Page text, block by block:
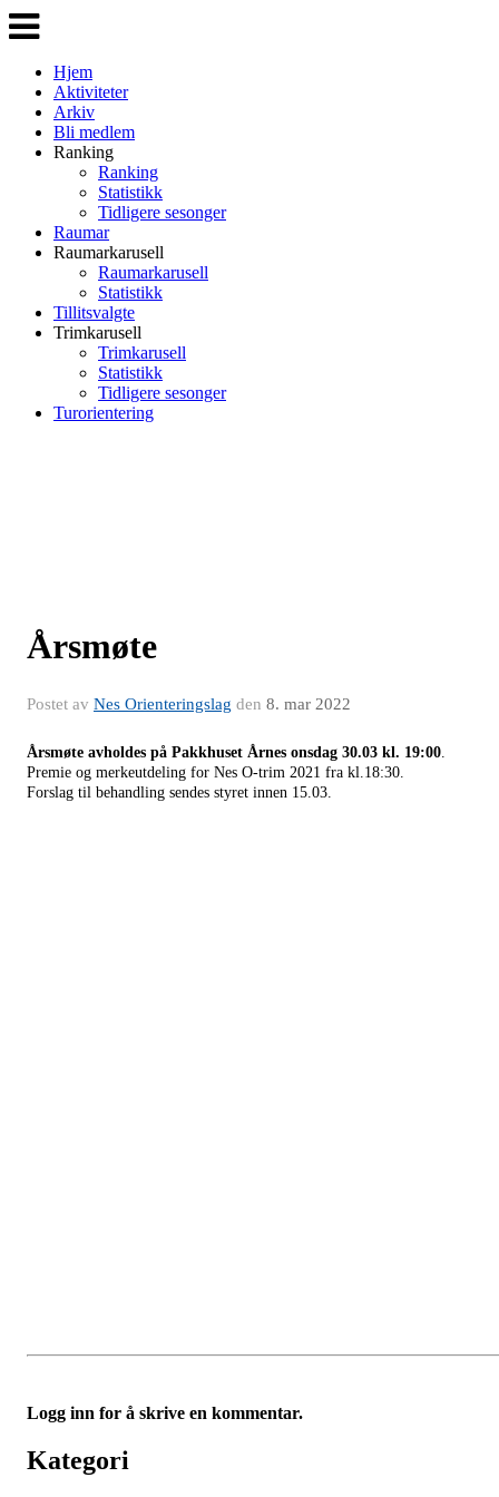
Veksle
navigasjon
Hjem
Aktiviteter
Arkiv
Bli medlem
Ranking
Ranking
Statistikk
Tidligere sesonger
Raumar
Raumarkarusell
Raumarkarusell
Statistikk
Tillitsvalgte
Trimkarusell
Trimkarusell
Statistikk
Tidligere sesonger
Turorientering
Årsmøte
Postet av Nes Orienteringslag den 8. mar 2022
Årsmøte avholdes på Pakkhuset Årnes onsdag 30.03 kl. 19:00.
Premie og merkeutdeling for Nes O-trim 2021 fra kl.18:30.
Forslag til behandling sendes styret innen 15.03.
Logg inn for å skrive en kommentar.
Kategori